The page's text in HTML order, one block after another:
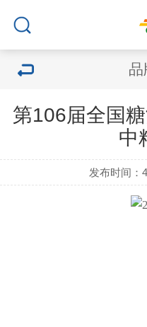
品
第106届全国
中
发布时间：